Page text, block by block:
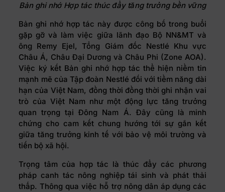
Bản ghi nhớ Hợp tác thúc đẩy tăng trưởng bền vững
Bản ghi nhớ hợp tác này được công bố trong buổi
gặp gỡ và làm việc giữa lãnh đạo Bộ NN&MT và
ông Remy Ejel, Tổng Giám đốc Nestlé Khu vực
Châu Á, Châu Đại Dương và Châu Phi (Zone AOA).
Việc ký kết Bản ghi nhớ hợp tác thể hiện niềm tin
mạnh mẽ của Tập đoàn Nestlé đối với tiềm năng dài
hạn của Việt Nam, đồng thời đồng thời ghi nhận vai
trò của Việt Nam như một động lực tăng trưởng
quan trọng tại Đông Nam Á. Đây cũng là minh
chứng cho cam kết chung hướng tới sự gắn kết
giữa tăng trưởng kinh tế với bảo vệ môi trường và
tiến bộ xã hội.
Trọng tâm của hợp tác là thúc đẩy các phương
pháp canh tác nông nghiệp tái sinh và phát thải
thấp. Thông qua việc hỗ trợ nông dân áp dụng các